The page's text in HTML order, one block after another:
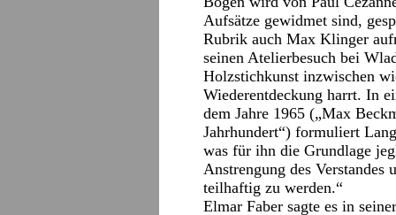
Aufsätze gewidmet sind,
Rubrik auch Max Klinger
seinen Atelierbesuch bei
Holzstichkunst inzwischen
Wiederentdeckung harrt. In
dem Jahre 1965 („Max
Jahrhundert“) formuliert
was für ihn die Grundlage
Anstrengung des Verstandes
teilhaftig zu werden.“
Elmar Faber sagte es in